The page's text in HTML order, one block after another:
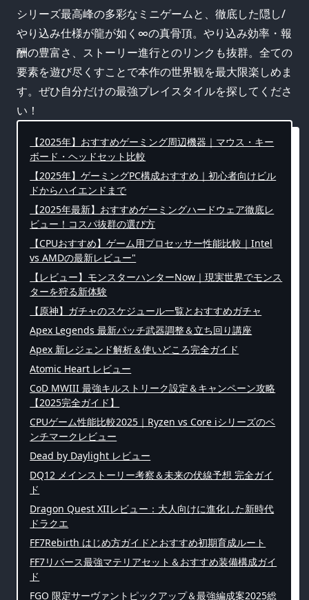
シリーズ最高峰の多彩なミニゲームと、徹底した隠し/
やり込み仕様が龍が如く∞の真骨頂。やり込み効率・報
酬の豊富さ、ストーリー進行とのリンクも抜群。全ての
要素を遊び尽くすことで本作の世界観を最大限楽しめま
す。ぜひ自分だけの最強プレイスタイルを探してくださ
い！
【2025年】おすすめゲーミング周辺機器｜マウス・キー
ボード・ヘッドセット比較
【2025年】ゲーミングPC構成おすすめ｜初心者向けビル
ドからハイエンドまで
【2025年最新】おすすめゲーミングハードウェア徹底レ
ビュー！コスパ抜群の選び方
【CPUおすすめ】ゲーム用プロセッサー性能比較｜Intel
vs AMDの最新レビュー"
【レビュー】モンスターハンターNow｜現実世界でモンス
ターを狩る新体験
【原神】ガチャのスケジュール一覧とおすすめガチャ
Apex Legends 最新パッチ武器調整＆立ち回り講座
Apex 新レジェンド解析＆使いどころ完全ガイド
Atomic Heart レビュー
CoD MWIII 最強キルストリーク設定＆キャンペーン攻略
【2025完全ガイド】
CPUゲーム性能比較2025｜Ryzen vs Core iシリーズのベ
ンチマークレビュー
Dead by Daylight レビュー
DQ12 メインストーリー考察＆未来の伏線予想 完全ガイ
ド
Dragon Quest XIIレビュー：大人向けに進化した新時代
ドラクエ
FF7Rebirth はじめ方ガイドとおすすめ初期育成ルート
FF7リバース最強マテリアセット＆おすすめ装備構成ガイ
ド
FGO 限定サーヴァントピックアップ＆最強編成案2025総